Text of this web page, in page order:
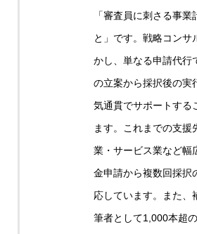
「審査員に刺さる事業
と」です。戦略コンサ
かし、単なる申請代行
の立案から採択後の実
気通貫でサポートする
ます。これまでの支援
業・サービス業など幅
金申請から複数回採択
応しています。また、
筆者として1,000本超